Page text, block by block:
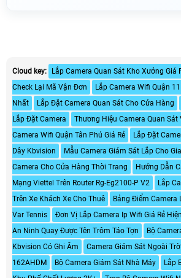
Cloud key: Lắp Camera Quan Sát Kho Xưởng Giá
Check Lại Mã Vận Đơn
Lắp Camera Wifi Quận
Nhất
Lắp Đặt Camera Quan Sát Cho Cửa Hàng
Lắp Đặt Camera
Thương Hiệu Camera Quan Sát
Camera Wifi Quận Tân Phú Giá Rẻ
Lắp Đặt
Dây Kbvision
Mẫu Camera Giám Sát Lắp Cho
Camera Cho Cửa Hàng Thời Trang
Hướng Dẫn
Mạng Viettel Trên Router Rg-Eg2100-P V2
Lắp
Trên Xe Khách Xe Cho Thuê
Bảng Điểm Camera
Var Tennis
Đơn Vị Lắp Camera Ip Wifi Giá Rẻ
An Ninh Quay Được Tên Trôm Táo Tợn
Bộ
Kbvision Có Ghi Âm
Camera Giám Sát Ngoài
162AHDM
Bộ Camera Giám Sát Nhà Máy
Lắp